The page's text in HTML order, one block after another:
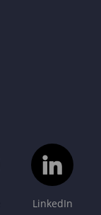
LinkedIn